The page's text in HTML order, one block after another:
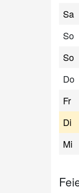
Sa
So
So
Do
Fr
Di
Mi